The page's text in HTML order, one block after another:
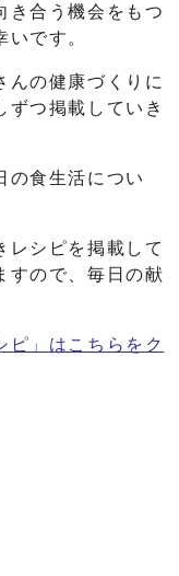
き合う機会をもつ
です。
んの健康づくりに
ずつ掲載していき
の食生活につい
レシピを掲載して
すので、毎日の献
」はこちらをク